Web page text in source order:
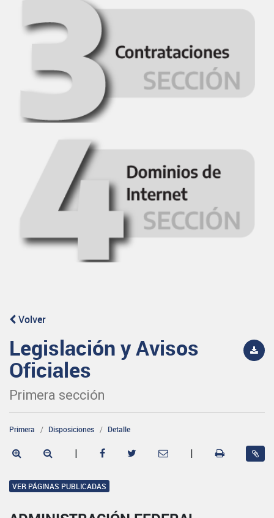
Volver
Legislación y Avisos
Oficiales
Primera sección
Primera Disposiciones Detalle
| |
VER PÁGINAS PUBLICADAS